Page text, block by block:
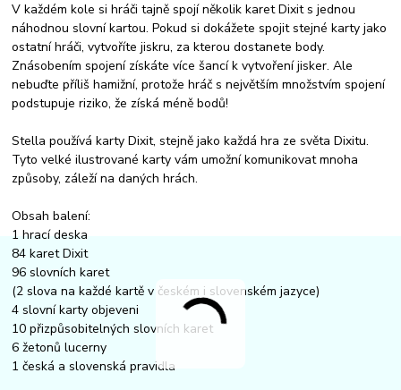
V každém kole si hráči tajně spojí několik karet Dixit s jednou
náhodnou slovní kartou. Pokud si dokážete spojit stejné karty jako
ostatní hráči, vytvoříte jiskru, za kterou dostanete body.
Znásobením spojení získáte více šancí k vytvoření jisker. Ale
nebuďte příliš hamižní, protože hráč s největším množstvím spojení
podstupuje riziko, že získá méně bodů!
Stella používá karty Dixit, stejně jako každá hra ze světa Dixitu.
Tyto velké ilustrované karty vám umožní komunikovat mnoha
způsoby, záleží na daných hrách.
Obsah balení:
1 hrací deska
84 karet Dixit
96 slovních karet
(2 slova na každé kartě v českém i slovenském jazyce)
4 slovní karty objeveni
10 přizpůsobitelných slovních karet
6 žetonů lucerny
1 česká a slovenská pravidla